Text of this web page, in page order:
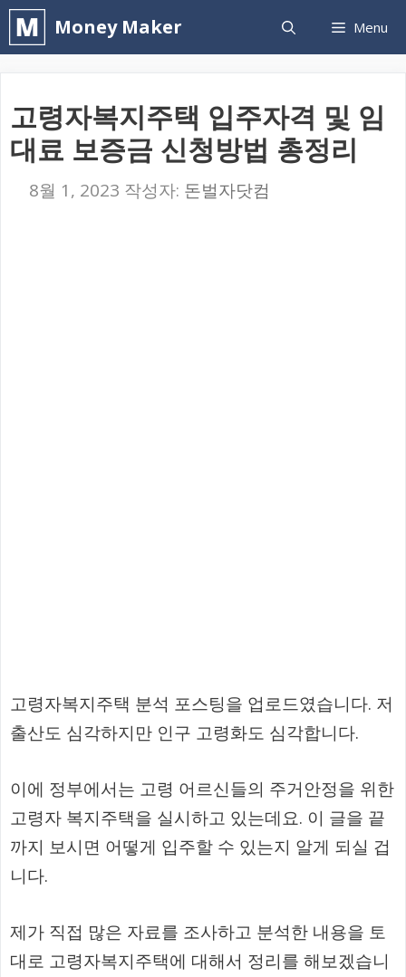
컨
텐
건
너
Money Maker Menu
고령자복지주택 입주자격 및 임
대료 보증금 신청방법 총정리
8월 1, 2023 작성자: 돈벌자닷컴
고령자복지주택 분석 포스팅을 업로드였습니다. 저
출산도 심각하지만 인구 고령화도 심각합니다.
이에 정부에서는 고령 어르신들의 주거안정을 위한
고령자 복지주택을 실시하고 있는데요. 이 글을 끝
까지 보시면 어떻게 입주할 수 있는지 알게 되실 겁
니다.
제가 직접 많은 자료를 조사하고 분석한 내용을 토
대로 고령자복지주택에 대해서 정리를 해보겠습니